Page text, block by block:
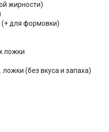
жирности)
для формовки)
ложки
(без вкуса и запаха)